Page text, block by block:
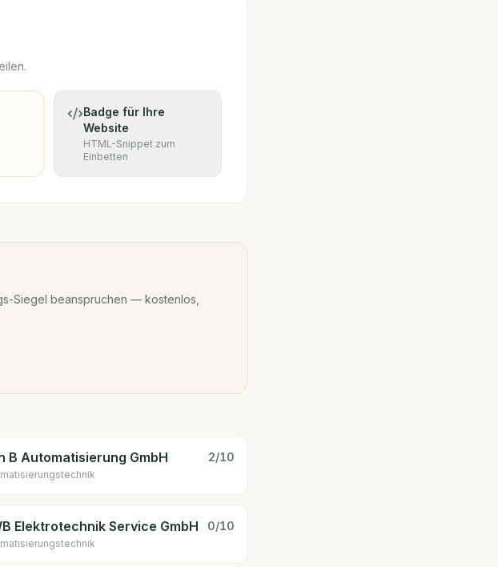
Badge für Ihre
Website
HTML-Snippet zum
Einbetten
Siegel beanspruchen — kostenlos,
B Automatisierung GmbH 2/10
Elektrotechnik Service GmbH 0/10